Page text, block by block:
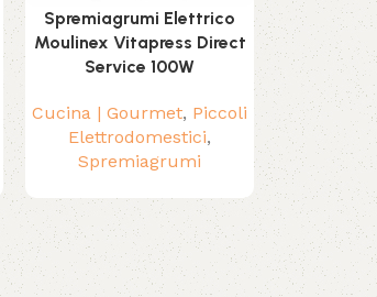
Spremiagrumi Elettrico
Moulinex Vitapress Direct
Service 100W
Cucina | Gourmet, Piccoli
Elettrodomestici,
Spremiagrumi
Philips
Cucina |